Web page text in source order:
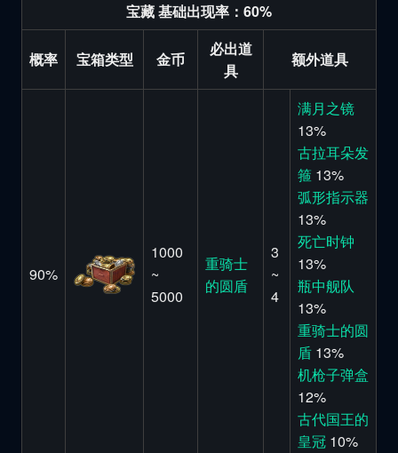
宝藏 基础出现率：60%
概率 宝箱类型 金币
必出道
具
额外道具
90%
1000
~
5000
重骑士
的圆盾
3
~
4
满月之镜
13%
古拉耳朵发
箍 13%
弧形指示器
13%
死亡时钟
13%
瓶中舰队
13%
重骑士的圆
盾 13%
机枪子弹盒
12%
古代国王的
皇冠 10%